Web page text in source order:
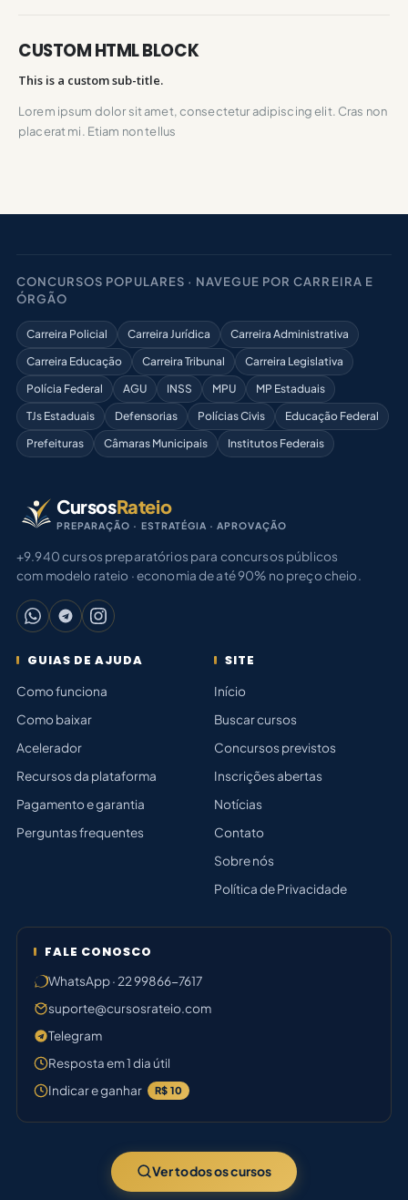
CUSTOM HTML BLOCK
This is a custom sub-title.
Lorem ipsum dolor sit amet, consectetur adipiscing elit. Cras non
placerat mi. Etiam non tellus
CONCURSOS POPULARES · NAVEGUE POR CARREIRA E
ÓRGÃO
Carreira Policial Carreira Jurídica
Carreira Administrativa
Carreira Educação
Carreira Tribunal
Carreira Legislativa
Polícia Federal
AGU INSS MPU
MP Estaduais
TJs Estaduais
Defensorias Polícias Civis
Educação Federal
Prefeituras
Câmaras Municipais Institutos Federais
CursosRateio
PREPARAÇÃO · ESTRATÉGIA · APROVAÇÃO
+9.940 cursos preparatórios para concursos públicos
com modelo rateio · economia de até 90% no preço cheio.
GUIAS DE AJUDA
Como funciona
Como baixar
Acelerador
Recursos da plataforma
Pagamento e garantia
Perguntas frequentes
SITE
Início
Buscar cursos
Concursos previstos
Inscrições abertas
Notícias
Contato
Sobre nós
Política de Privacidade
FALE CONOSCO
WhatsApp · 22 99866-7617
suporte@cursosrateio.com
Telegram
Resposta em 1 dia útil
Indicar e ganhar
R$ 10
Ver todos os cursos